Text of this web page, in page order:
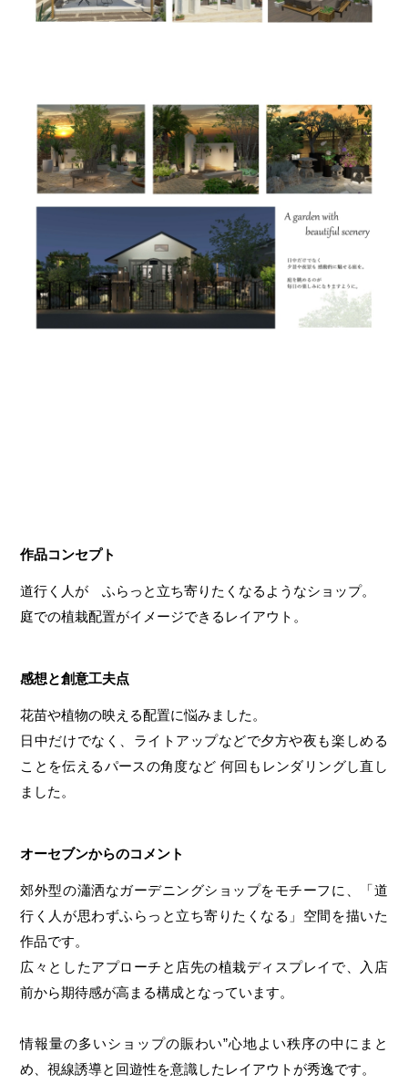
作品コンセプト
道行く人が ふらっと立ち寄りたくなるようなショップ。
庭での植栽配置がイメージできるレイアウト。
感想と創意工夫点
花苗や植物の映える配置に悩みました。
日中だけでなく、ライトアップなどで夕方や夜も楽しめる
ことを伝えるパースの角度など 何回もレンダリングし直し
ました。
オーセブンからのコメント
郊外型の瀟洒なガーデニングショップをモチーフに、「道
行く人が思わずふらっと立ち寄りたくなる」空間を描いた
作品です。
広々としたアプローチと店先の植栽ディスプレイで、入店
前から期待感が高まる構成となっています。
情報量の多いショップの賑わい”心地よい秩序の中にまと
め、視線誘導と回遊性を意識したレイアウトが秀逸です。